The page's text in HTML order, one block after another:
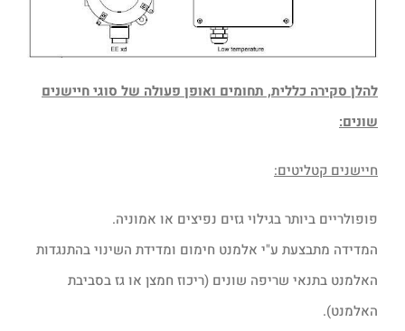
להלן סקירה כללית, תחומים ואופן פעולה של סוגי חיישנים
שונים:
חיישנים קטליטים:
פופולריים ביותר בגילוי גזים נפיצים או אמוניה.
המדידה מתבצעת ע"י אלמנט חימום ומדידת השינוי בהתנגדות
האלמנט בתנאי שריפה שונים (ריכוז חמצן או גז בסביבת
האלמנט).